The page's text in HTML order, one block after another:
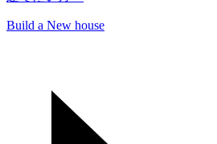
Build a New house